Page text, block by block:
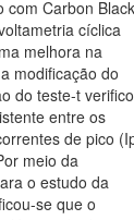
com Carbon
cíclica
melhora na
modificação do
do teste-t
entre os
de pico
meio da
o estudo da
se que o